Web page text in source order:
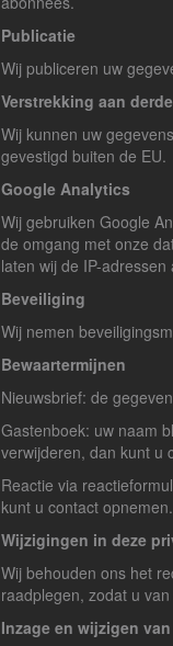
Publicatie
Wij publiceren uw
Verstrekking aan
Wij kunnen uw
gevestigd buiten de EU.
Google Analytics
Wij gebruiken Google
de omgang met onze
laten wij de IP-adressen
Beveiliging
Wij nemen
Bewaartermijnen
Nieuwsbrief: de
Gastenboek: uw naam
verwijderen, dan kunt u
Reactie via
kunt u contact opnemen.
Wijzigingen in deze
Wij behouden ons het
raadplegen, zodat u
Inzage en wijzigen